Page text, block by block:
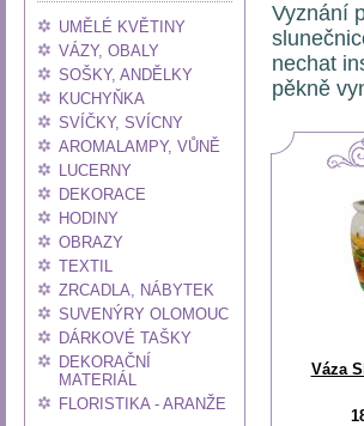
UMĚLÉ KVĚTINY
VÁZY, OBALY
SOŠKY, ANDĚLKY
KUCHYŇKA
SVÍČKY, SVÍCNY
AROMALAMPY, VŮNĚ
LUCERNY
DEKORACE
HODINY
OBRAZY
TEXTIL
ZRCADLA, NÁBYTEK
SUVENÝRY OLOMOUC
DÁRKOVÉ TAŠKY
DEKORAČNÍ
MATERIÁL
FLORISTIKA - ARANŽE
Vyznání
nechat
pěkně
Váza